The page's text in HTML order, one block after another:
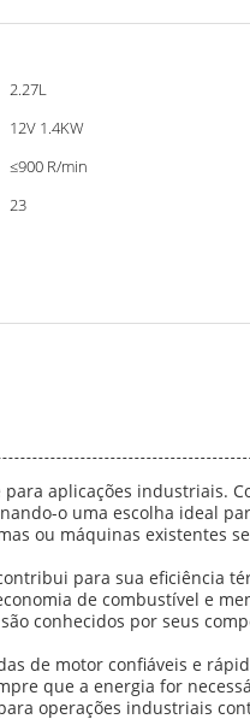
2.27L
12V 1.4KW
≤900 R/min
23
aplicações industriais.
o uma escolha ideal
ou máquinas existentes
para sua eficiência
de combustível e
conhecidos por seus
de motor confiáveis e
que a energia for
operações industriais